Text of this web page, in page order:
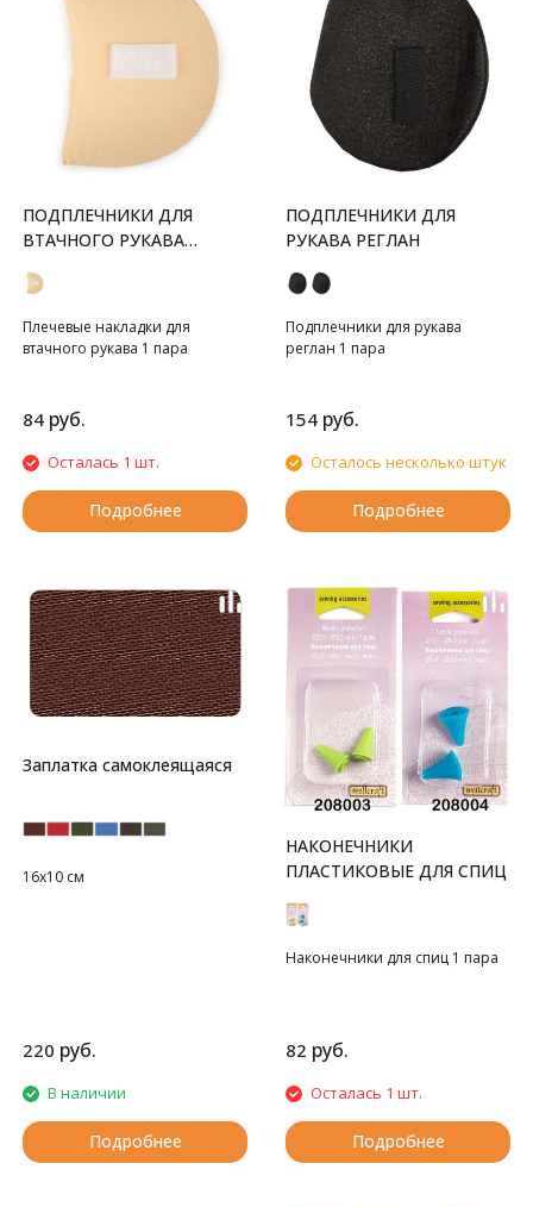
ПОДПЛЕЧНИКИ ДЛЯ
ВТАЧНОГО РУКАВА
Плечевые накладки для
втачного рукава 1 пара
84 руб.
Осталась 1 шт.
Подробнее
ПОДПЛЕЧНИКИ ДЛЯ
РУКАВА РЕГЛАН
Подплечники для рукава
реглан 1 пара
154 руб.
Осталось несколько штук
Подробнее
Заплатка самоклеящаяся
16х10 см
220 руб.
В наличии
Подробнее
НАКОНЕЧНИКИ
ПЛАСТИКОВЫЕ ДЛЯ СПИЦ
Наконечники для спиц 1 пара
82 руб.
Осталась 1 шт.
Подробнее